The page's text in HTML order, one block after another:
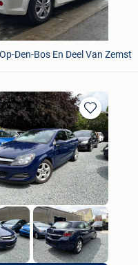
Den-Bos En Deel Van Zemst
Bewaren
in
Mijn
Favorieten